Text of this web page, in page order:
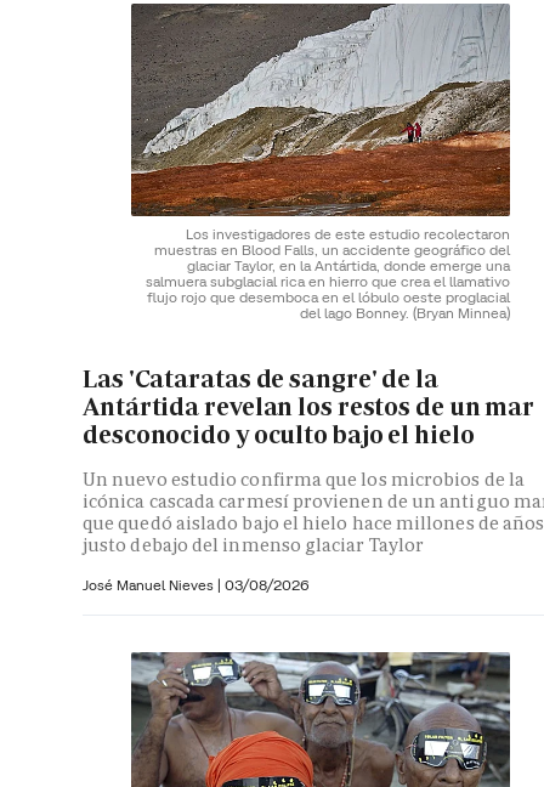
Los investigadores de este estudio recolectaron
muestras en Blood Falls, un accidente geográfico del
glaciar Taylor, en la Antártida, donde emerge una
salmuera subglacial rica en hierro que crea el llamativo
flujo rojo que desemboca en el lóbulo oeste proglacial
del lago Bonney. (Bryan Minnea)
Las 'Cataratas de sangre' de la
Antártida revelan los restos de un mar
desconocido y oculto bajo el hielo
Un nuevo estudio confirma que los microbios de la
icónica cascada carmesí provienen de un antiguo
que quedó aislado bajo el hielo hace millones de años
justo debajo del inmenso glaciar Taylor
José Manuel Nieves | 03/08/2026